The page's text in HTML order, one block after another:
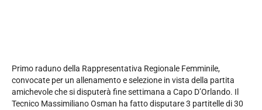
Primo raduno della Rappresentativa Regionale Femminile,
convocate per un allenamento e selezione in vista della partita
amichevole che si disputerà fine settimana a Capo D’Orlando. Il
Tecnico Massimiliano Osman ha fatto disputare 3 partitelle di 30